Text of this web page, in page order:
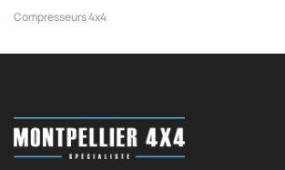
Compresseurs 4x4